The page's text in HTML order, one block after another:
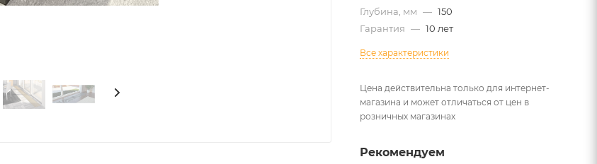
Глубина, мм — 150
Гарантия — 10 лет
Все характеристики
Цена действительна только для интернет-
магазина и может отличаться от цен в
розничных магазинах
Рекомендуем